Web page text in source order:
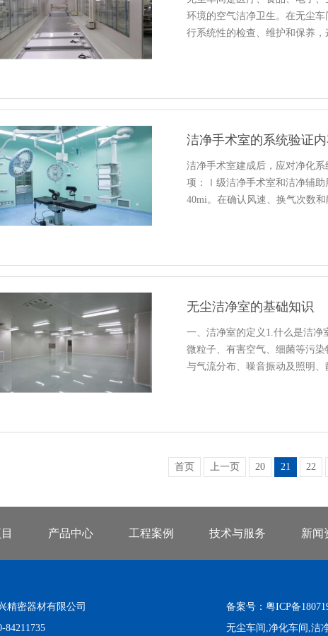
环境的空气洁净卫生。在无尘
行系统性的检查、维护和保养
洁净手术室的系统验证
洁净手术室建成后，应对净化
项：Ⅰ级洁净手术室和洁净辅助
40mi。在确认风速、换气次数
无尘洁净室的基础知识
一、洁净室的定义1.什么是洁
微粒子、有害空气、细菌等污
与气流分布、噪音振动及照明
首页 上一页 20 21 22
产品中心 工程案例 技术与服务 新闻
精密器材有限公司
84211735
备案号： 粤ICP备
无尘车间,净化车间,洁